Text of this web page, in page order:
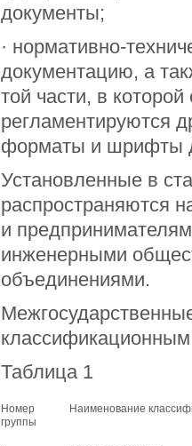
документы;
· нормативно-
документацию, а
той части, в
регламентируются
форматы и шрифты
Установленные в
распространяются
и
инженерными
объединениями.
Таблица 1
Номер
группы
Наименование